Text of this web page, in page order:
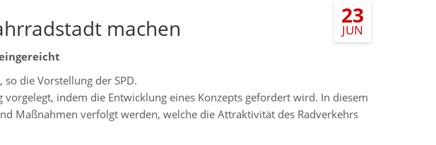
23
JUN
machen
die Vorstellung der SPD.
vorgelegt, indem die Entwicklung eines Konzepts gefordert wird. In diesem
Maßnahmen verfolgt werden, welche die Attraktivität des Radverkehrs